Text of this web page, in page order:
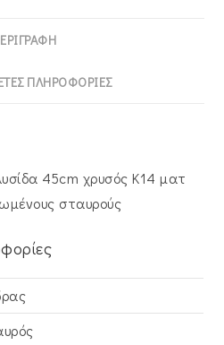
ΠΛΗΡΟΦΟΡΊΕΣ
45cm χρυσός Κ14 ματ
σταυρούς